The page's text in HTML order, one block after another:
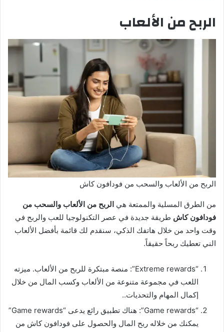
الربح من الألعاب
الربح من الألعاب والسحب من فودافون كاش
من الطرق المسلية والممتعة هي الربح من الألعاب والسحب من
فودافون كاش طريقة جديدة في عصر التكنولوجيا للعب والربح في
وقت واحد من خلال هاتفك الذكي، سنقدم لك قائمة بأفضل الألعاب
الني تعطيك ربحاً حقيقاً.
“Extreme rewards”: منصة مبتكرة للربح من الألعاب. ميزته
اللعب في مجموعة متنوعة من الألعاب وكسب المال من خلال
إكمال المهام والتحديات..
“Game rewards”: هناك تطبيق رائع يدعى “Game rewards”
يمكنك من خلاله ربح المال والحصول على فودافون كاش من